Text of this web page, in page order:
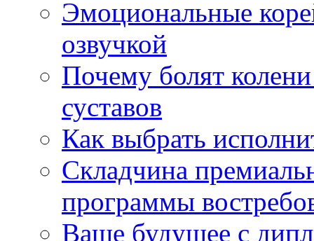
Эмоциональные
озвучкой
Почему болят
суставов
Как выбрать
Складчина
программы
Ваше будущее с